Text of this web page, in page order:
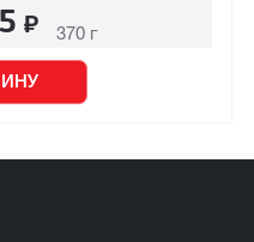
₽ 370 г